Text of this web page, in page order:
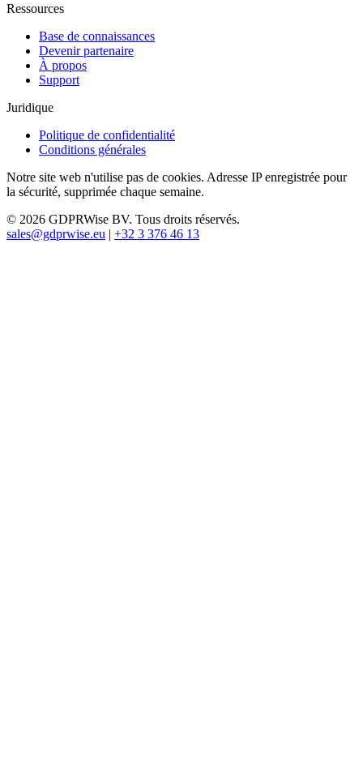
Ressources
Base de connaissances
Devenir partenaire
À propos
Support
Juridique
Politique de confidentialité
Conditions générales
Notre site web n'utilise pas de cookies. Adresse IP enregistrée pour
la sécurité, supprimée chaque semaine.
© 2026 GDPRWise BV. Tous droits réservés.
sales@gdprwise.eu | +32 3 376 46 13